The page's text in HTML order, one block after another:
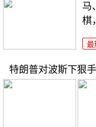
马
棋
最
特朗普对波斯下狠